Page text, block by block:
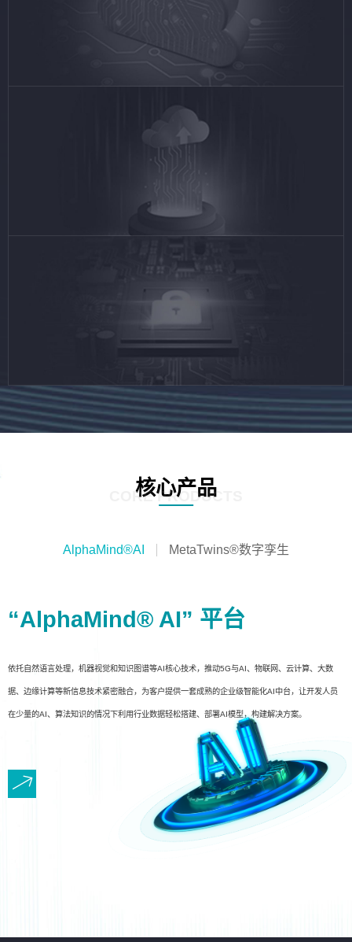
核心产品
CORE PRODUCTS
AlphaMind®AI MetaTwins®数字孪生
“AlphaMind® AI” 平台
依托自然语言处理，机器视觉和知识图谱等AI核心技术，推动5G与AI、物联网、云计算、大数
据、边缘计算等新信息技术紧密融合，为客户提供一套成熟的企业级智能化AI中台，让开发人员
在少量的AI、算法知识的情况下利用行业数据轻松搭建、部署AI模型，构建解决方案。